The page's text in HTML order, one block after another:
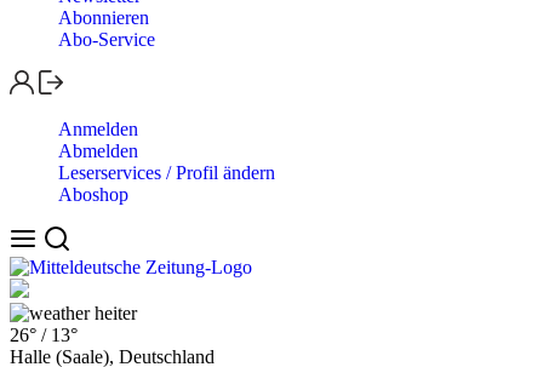
Abonnieren
Abo-Service
Anmelden
Abmelden
Leserservices / Profil ändern
Aboshop
heiter
26° / 13°
Halle (Saale), Deutschland